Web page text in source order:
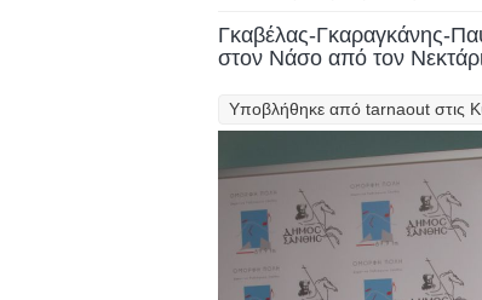
Γκαβέλας-Γκαραγκάνης-
στον Νάσο από τον
Υποβλήθηκε από tarnaout στις